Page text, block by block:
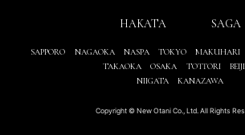
HAKATA SAGA
SAPPORO NAGAOKA NASPA TOKYO MAKUHARI
TAKAOKA
OSAKA TOTTORI
NIIGATA
KANAZAWA
Copyright © New Otani Co., Ltd. All Rights